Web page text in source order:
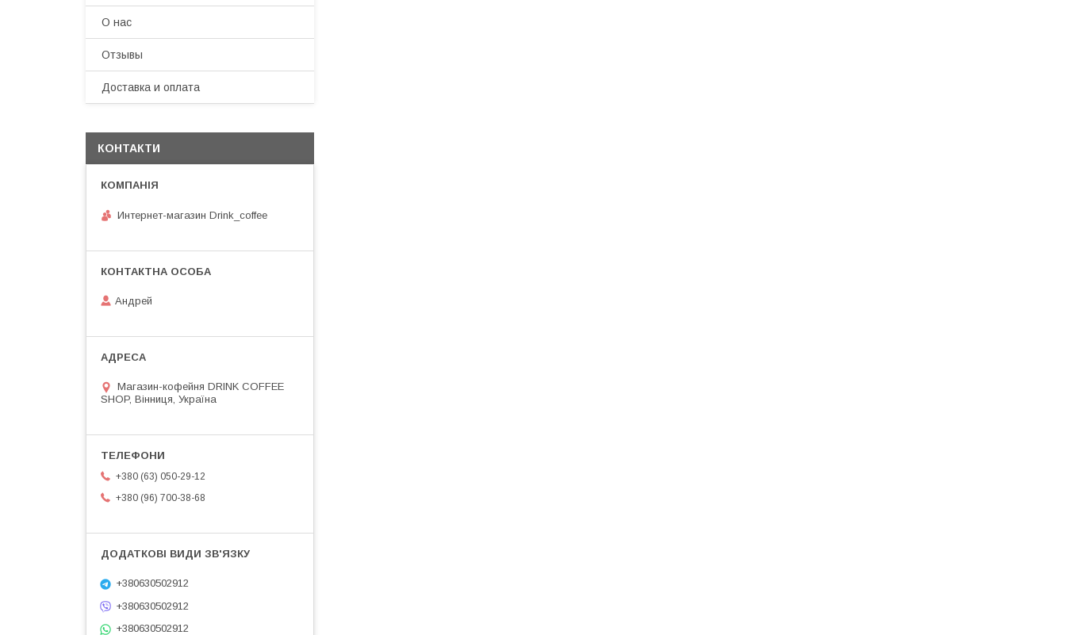
О нас
Отзывы
Доставка и оплата
КОНТАКТИ
Интернет-магазин Drink_coffee
Андрей
Магазин-кофейня DRINK COFFEE
SHOP, Вінниця, Україна
+380 (63) 050-29-12
+380 (96) 700-38-68
+380630502912
+380630502912
+380630502912